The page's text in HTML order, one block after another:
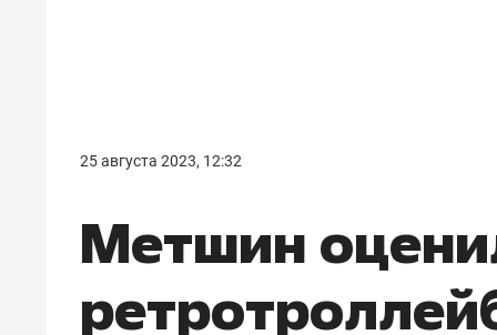
25 августа 2023, 12:32
Метшинправил, бизнес может
потерять минимум